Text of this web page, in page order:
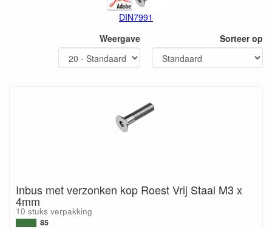
DIN7991
Weergave
Sorteer op
Inbus met verzonken kop Roest Vrij Staal M3 x
4mm
10 stuks verpakking
85